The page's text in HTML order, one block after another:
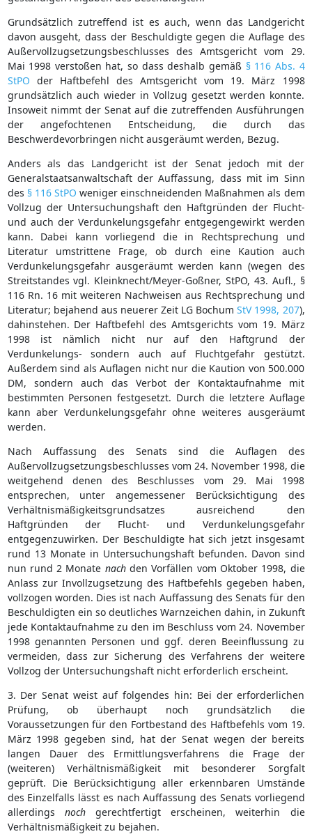
Grundsätzlich zutreffend ist es auch, wenn das Landgericht
davon ausgeht, dass der Beschuldigte gegen die Auflage des
Außervollzugsetzungsbeschlusses des Amtsgericht vom 29.
Mai 1998 verstoßen hat, so dass deshalb gemäß § 116 Abs. 4
StPO der Haftbefehl des Amtsgericht vom 19. März 1998
grundsätzlich auch wieder in Vollzug gesetzt werden konnte.
Insoweit nimmt der Senat auf die zutreffenden Ausführungen
der angefochtenen Entscheidung, die durch das
Beschwerdevorbringen nicht ausgeräumt werden, Bezug.
Anders als das Landgericht ist der Senat jedoch mit der
Generalstaatsanwaltschaft der Auffassung, dass mit im Sinn
des § 116 StPO weniger einschneidenden Maßnahmen als dem
Vollzug der Untersuchungshaft den Haftgründen der Flucht-
und auch der Verdunkelungsgefahr entgegengewirkt werden
kann. Dabei kann vorliegend die in Rechtsprechung und
Literatur umstrittene Frage, ob durch eine Kaution auch
Verdunkelungsgefahr ausgeräumt werden kann (wegen des
Streitstandes vgl. Kleinknecht/Meyer-Goßner, StPO, 43. Aufl., §
116 Rn. 16 mit weiteren Nachweisen aus Rechtsprechung und
Literatur; bejahend aus neuerer Zeit LG BochumStV 1998, 207),
dahinstehen. Der Haftbefehl des Amtsgerichts vom 19. März
1998 ist nämlich nicht nur auf den Haftgrund der
Verdunkelungs- sondern auch auf Fluchtgefahr gestützt.
Außerdem sind als Auflagen nicht nur die Kaution von 500.000
DM, sondern auch das Verbot der Kontaktaufnahme mit
bestimmten Personen festgesetzt. Durch die letztere Auflage
kann aber Verdunkelungsgefahr ohne weiteres ausgeräumt
werden.
Nach Auffassung des Senats sind die Auflagen des
Außervollzugsetzungsbeschlusses vom 24. November 1998, die
weitgehend denen des Beschlusses vom 29. Mai 1998
entsprechen, unter angemessener Berücksichtigung des
Verhältnismäßigkeitsgrundsatzes ausreichend den
Haftgründen der Flucht- und Verdunkelungsgefahr
entgegenzuwirken. Der Beschuldigte hat sich jetzt insgesamt
rund 13 Monate in Untersuchungshaft befunden. Davon sind
nun rund 2 Monate nachden Vorfällen vom Oktober 1998, die
Anlass zur Invollzugsetzung des Haftbefehls gegeben haben,
vollzogen worden. Dies ist nach Auffassung des Senats für den
Beschuldigten ein so deutliches Warnzeichen dahin, in Zukunft
jede Kontaktaufnahme zu den im Beschluss vom 24. November
1998 genannten Personen und ggf. deren Beeinflussung zu
vermeiden, dass zur Sicherung des Verfahrens der weitere
Vollzog der Untersuchungshaft nicht erforderlich erscheint.
3. Der Senat weist auf folgendes hin: Bei der erforderlichen
Prüfung, ob überhaupt noch grundsätzlich die
Voraussetzungen für den Fortbestand des Haftbefehls vom 19.
März 1998 gegeben sind, hat der Senat wegen der bereits
langen Dauer des Ermittlungsverfahrens die Frage der
(weiteren) Verhältnismäßigkeit mit besonderer Sorgfalt
geprüft. Die Berücksichtigung aller erkennbaren Umstände
des Einzelfalls lässt es nach Auffassung des Senats vorliegend
allerdings nochgerechtfertigt erscheinen, weiterhin die
Verhältnismäßigkeit zu bejahen.